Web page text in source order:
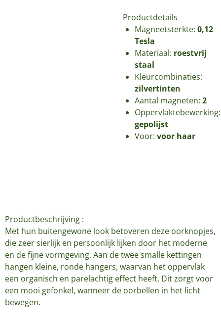
Productdetails
Magneetsterkte: 0,12
Tesla
Materiaal: roestvrij
staal
Kleurcombinaties:
zilvertinten
Aantal magneten: 2
Oppervlaktebewerking:
gepolijst
Voor: voor haar
Productbeschrijving :
Met hun buitengewone look betoveren deze oorknopjes,
die zeer sierlijk en persoonlijk lijken door het moderne
en de fijne vormgeving. Aan de twee smalle kettingen
hangen kleine, ronde hangers, waarvan het oppervlak
een organisch en parelachtig effect heeft. Dit zorgt voor
een mooi gefonkel, wanneer de oorbellen in het licht
bewegen.